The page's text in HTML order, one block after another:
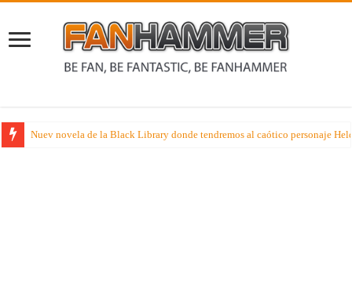
Nuev novela de la Black Library donde tendremos al caótico personaje